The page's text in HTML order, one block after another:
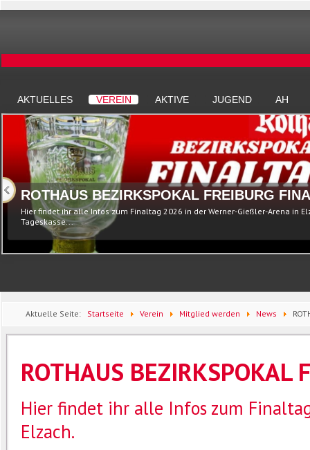
AKTUELLES VEREIN AKTIVE JUGEND AH
ROTHAUS BEZIRKSPOKAL FREIBURG
Hier findet ihr alle Infos zum Finaltag 2026 in der Werner-Gießler-Arena in
Tageskasse...
Aktuelle Seite: Startseite Verein Mitglied werden News
ROTHAUS BEZIRKSPOKAL
Hier findet ihr alle Infos zum
Elzach.